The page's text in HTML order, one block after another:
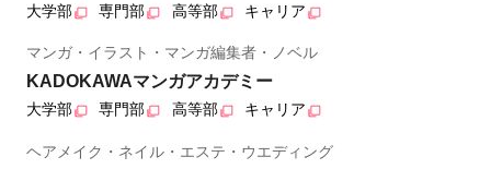
大学部 専門部 高等部 キャリア
マンガ・イラスト・マンガ編集者・ノベル
KADOKAWAマンガアカデミー
大学部 専門部 高等部 キャリア
ヘアメイク・ネイル・エステ・ウエディング